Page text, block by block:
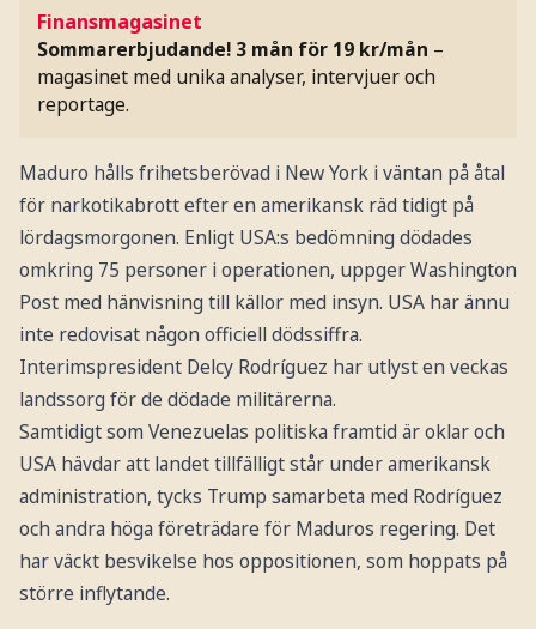
Finansmagasinet
Sommarerbjudande! 3 mån för 19 kr/mån –
magasinet med unika analyser, intervjuer och
reportage.
Maduro hålls frihetsberövad i New York i väntan på åtal
för narkotikabrott efter en amerikansk räd tidigt på
lördagsmorgonen. Enligt USA:s bedömning dödades
omkring 75 personer i operationen, uppger Washington
Post med hänvisning till källor med insyn. USA har ännu
inte redovisat någon officiell dödssiffra.
Interimspresident Delcy Rodríguez har utlyst en veckas
landssorg för de dödade militärerna.
Samtidigt som Venezuelas politiska framtid är oklar och
USA hävdar att landet tillfälligt står under amerikansk
administration, tycks Trump samarbeta med Rodríguez
och andra höga företrädare för Maduros regering. Det
har väckt besvikelse hos oppositionen, som hoppats på
större inflytande.